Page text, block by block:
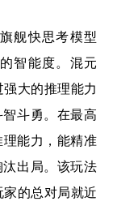
舰快思考模型
智能度。混元
大的推理能力
斗勇。在最高
能力，能精准
出局。该玩法
家的总对局就近